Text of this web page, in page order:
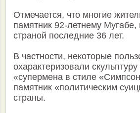
Отмечается, что многие
памятник 92-летнему Мугабе,
страной последние 36 лет.
В частности, некоторые
охарактеризовали
«супермена в стиле
памятник «политическим
страны.